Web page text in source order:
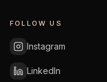
FOLLOW US
Instagram
LinkedIn